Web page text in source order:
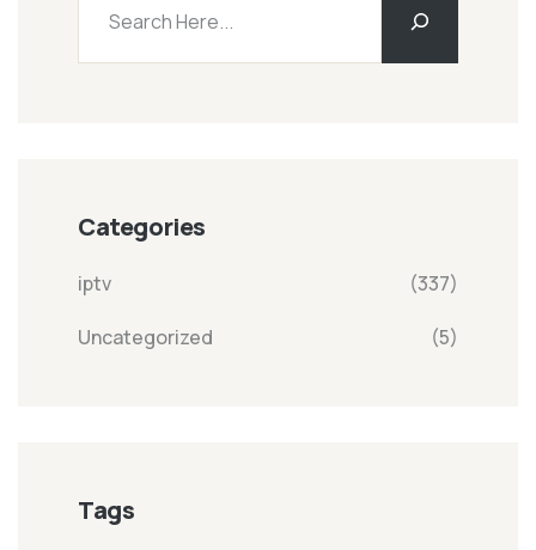
Categories
iptv (337)
Uncategorized (5)
Tags